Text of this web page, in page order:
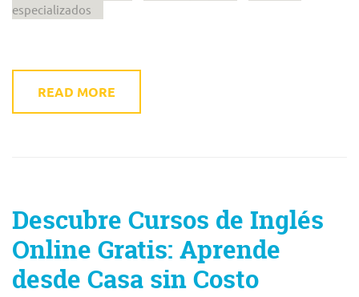
especializados
READ MORE
Descubre Cursos de Inglés
Online Gratis: Aprende
desde Casa sin Costo